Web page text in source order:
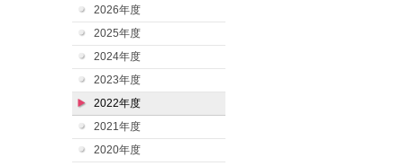
2026年度
2025年度
2024年度
2023年度
2022年度
2021年度
2020年度